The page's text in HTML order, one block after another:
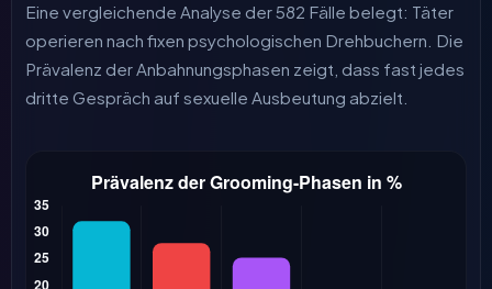
Eine vergleichende Analyse der 582 Fälle belegt: Täter
operieren nach fixen psychologischen Drehbuchern. Die
Prävalenz der Anbahnungsphasen zeigt, dass fast jedes
dritte Gespräch auf sexuelle Ausbeutung abzielt.